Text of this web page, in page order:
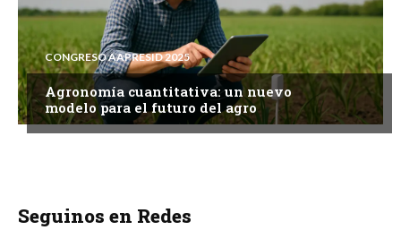
CONGRESO AAPRESID 2025
Agronomía cuantitativa: un nuevo
modelo para el futuro del agro
Seguinos en Redes